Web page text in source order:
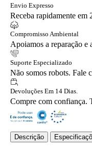
Envio Expresso
Receba rapidamente em
Compromisso Ambiental
Apoiamos a reparação
Suporte Especializado
Não somos robots. Fale
Devoluções Em 14 Dias.
Compre com confiança.
Descrição